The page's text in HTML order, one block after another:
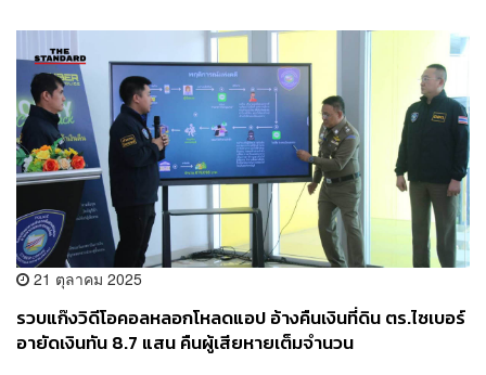
21 ตุลาคม 2025
รวบแก๊งวิดีโอคอลหลอกโหลดแอป อ้างคืนเงินที่ดิน ตร.ไซเบอร์
อายัดเงินทัน 8.7 แสน คืนผู้เสียหายเต็มจำนวน